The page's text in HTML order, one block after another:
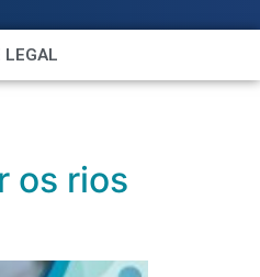
LEGAL
os rios